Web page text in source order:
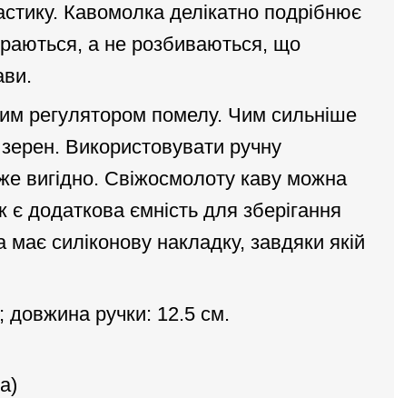
Кавомолка делікатно подрібнює
а не розбиваються, що
регулятором помелу. Чим сильніше
Використовувати ручну
вигідно. Свіжосмолоту каву можна
додаткова ємність для зберігання
силіконову накладку, завдяки якій
довжина ручки: 12.5 см.